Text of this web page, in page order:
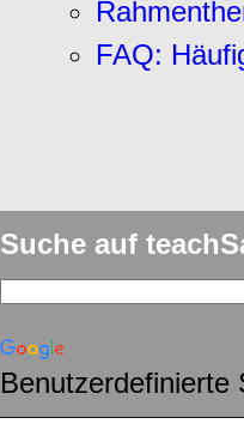
FAQ:
Suche auf
Benutzerdefinierte